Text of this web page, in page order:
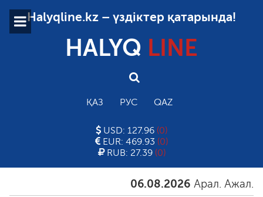
Halyqline.kz – үздіктер қатарында!
HALYQ LINE
ҚАЗ РУС QAZ
USD: 127.96 (0)
EUR: 469.93 (0)
RUB: 27.39 (0)
06.08.2026 Арал. Ажал.